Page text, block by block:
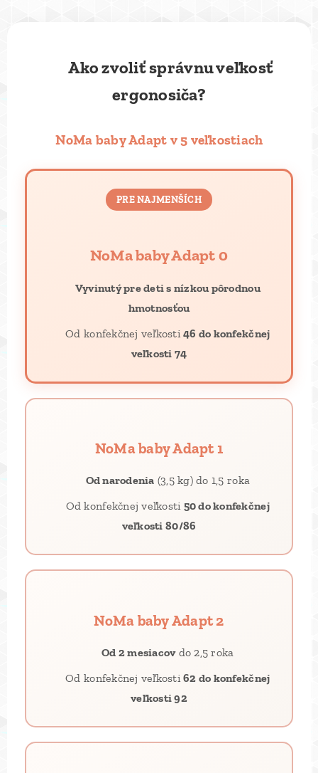
📏 Ako zvoliť správnu veľkosť
ergonosiča?
NoMa baby Adapt v 5 veľkostiach
PRE NAJMENŠÍCH
NoMa baby Adapt 0
Vyvinutý pre deti s nízkou pôrodnou
hmotnosťou
📐 Od konfekčnej veľkosti46 do konfekčnej
veľkosti 74
NoMa baby Adapt 1
Od narodenia (3,5 kg) do 1,5 roka
📐 Od konfekčnej veľkosti 50 do konfekčnej
veľkosti 80/86
NoMa baby Adapt 2
👶Od 2 mesiacovdo 2,5 roka
📐 Od konfekčnej veľkosti62 do konfekčnej
veľkosti 92